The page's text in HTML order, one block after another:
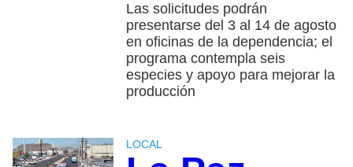
Las solicitudes podrán
presentarse del 3 al 14 de agosto
en oficinas de la dependencia; el
programa contempla seis
especies y apoyo para mejorar la
producción
LOCAL